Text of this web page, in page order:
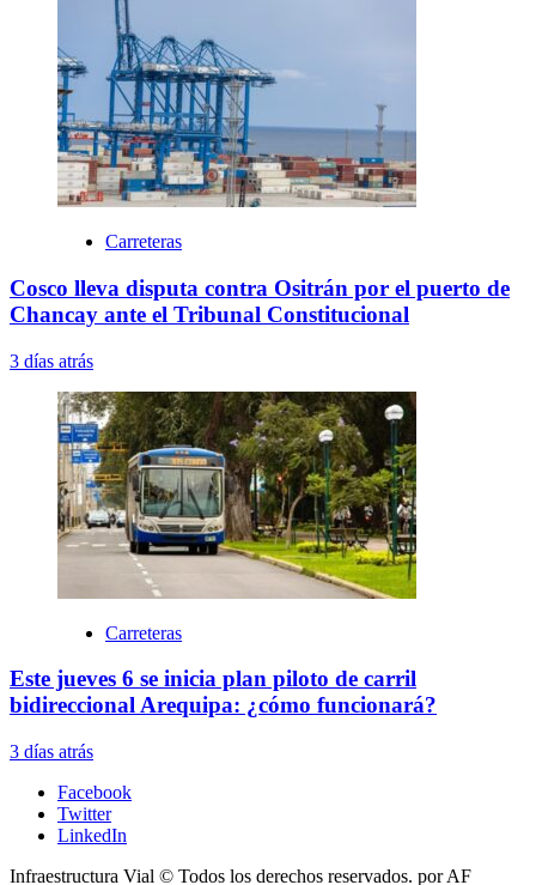
Carreteras
Cosco lleva disputa contra Ositrán por el puerto de
Chancay ante el Tribunal Constitucional
3 días atrás
Carreteras
Este jueves 6 se inicia plan piloto de carril
bidireccional Arequipa: ¿cómo funcionará?
3 días atrás
Facebook
Twitter
LinkedIn
Infraestructura Vial © Todos los derechos reservados. por AF